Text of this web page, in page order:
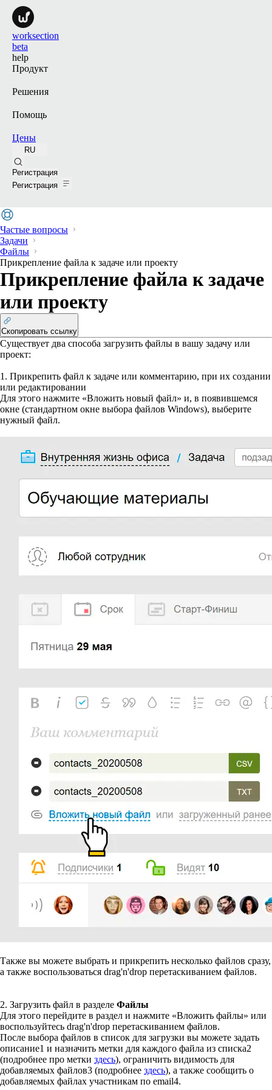
worksection
beta
help
Продукт
Решения
Помощь
Цены
RU
Регистрация
Регистрация
Частые вопросы
Задачи
Файлы
Прикрепление файла к задаче или проекту
Прикрепление файла к задаче
или проекту
Скопировать ссылку
Существует два способа загрузить файлы в вашу задачу или
проект:
1. Прикрепить файл к задаче или комментарию, при их создании
или редактировании
Для этого нажмите «Вложить новый файл» и, в появившемся
окне (стандартном окне выбора файлов Windows), выберите
нужный файл.
Также вы можете выбрать и прикрепить несколько файлов сразу,
а также воспользоваться drag'n'drop перетаскиванием файлов.
2. Загрузить файл в разделе Файлы
Для этого перейдите в раздел и нажмите «Вложить файлы» или
воспользуйтесь drag'n'drop перетаскиванием файлов.
После выбора файлов в список для загрузки вы можете задать
описание1 и назначить метки для каждого файла из списка2
(подробнее про метки здесь), ограничить видимость для
добавляемых файлов3 (подробнее здесь), а также сообщить о
добавляемых файлах участникам по email4.